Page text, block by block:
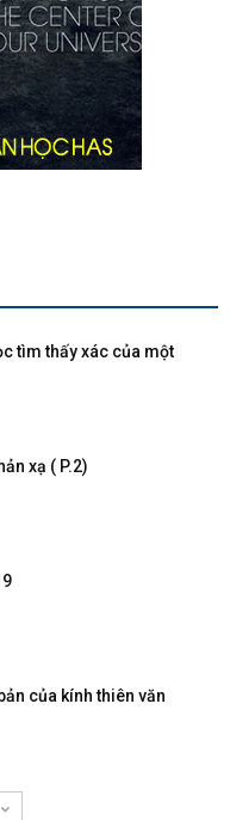
tìm thấy xác của một
xạ ( P.2)
của kính thiên văn